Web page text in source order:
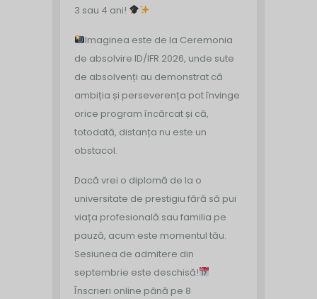
3 sau 4 ani!
Imaginea este de la Ceremonia
de absolvire ID/IFR 2026, unde sute
de absolvenți au demonstrat că
ambiția și perseverența pot învinge
orice program încărcat și că,
totodată, distanța nu este un
obstacol.
Dacă vrei o diplomă de la o
universitate de prestigiu fără să pui
viața profesională sau familia pe
pauză, acum este momentul tău.
Sesiunea de admitere din
septembrie este deschisă!
Înscrieri online până pe 8